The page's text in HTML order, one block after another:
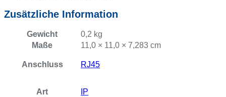
Zusätzliche Information
Gewicht
0,2 kg
Maße
11,0 × 11,0 × 7,283 cm
Anschluss RJ45
Art IP